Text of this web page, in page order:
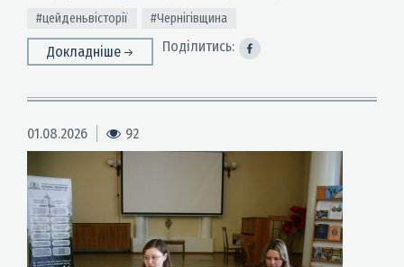
#цейденьвісторії #Чернігівщина
Докладніше Поділитись:
01.08.2026 92